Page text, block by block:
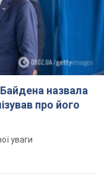
назвала
про його
уваги